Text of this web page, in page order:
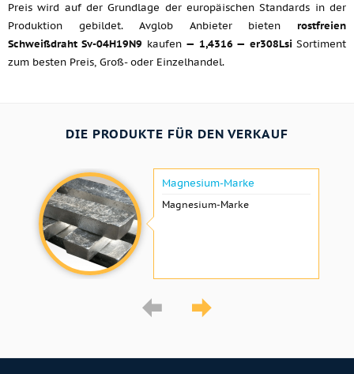
Preis wird auf der Grundlage der europäischen Standards in der
Produktion gebildet. Avglob Anbieter bieten rostfreien
Schweißdraht Sv-04H19N9 kaufen — 1,4316 — er308Lsi Sortiment
zum besten Preis, Groß- oder Einzelhandel.
DIE PRODUKTE FÜR DEN VERKAUF
Magnesium-Marke
Magnesium-Marke